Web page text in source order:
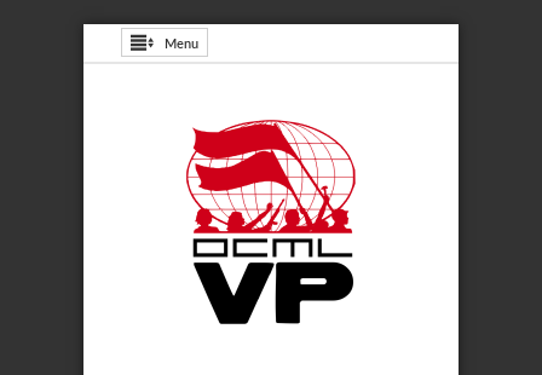
Menu